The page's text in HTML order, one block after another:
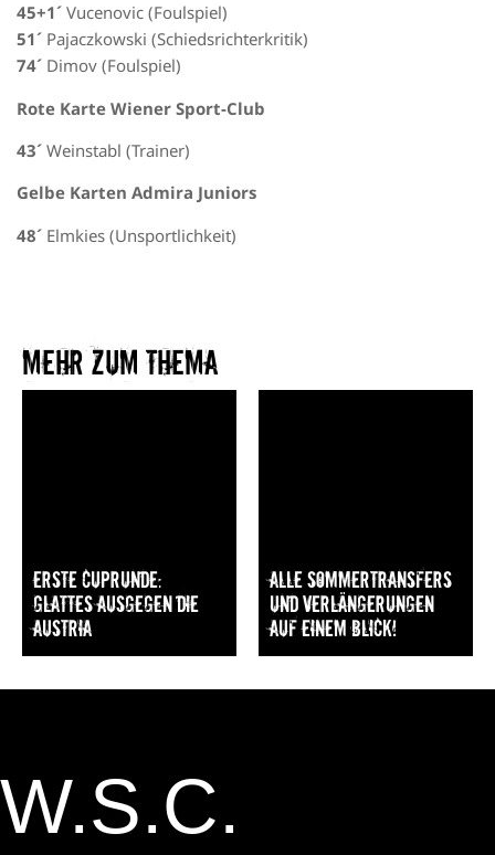
45+1´ Vucenovic (Foulspiel)
51´ Pajaczkowski (Schiedsrichterkritik)
74´ Dimov (Foulspiel)
Rote Karte Wiener Sport-Club
43´ Weinstabl (Trainer)
Gelbe Karten Admira Juniors
48´ Elmkies (Unsportlichkeit)
Mehr zum Thema​
Erste Cuprunde:
Glattes Ausgegen die
Austria
Alle Sommertransfers
und Verlängerungen
auf einem Blick!
W.S.C.